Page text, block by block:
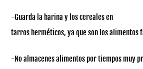
-Guarda la harina y los cereales en
tarros herméticos, ya que son los alimentos
-No almacenes alimentos por tiempos muy